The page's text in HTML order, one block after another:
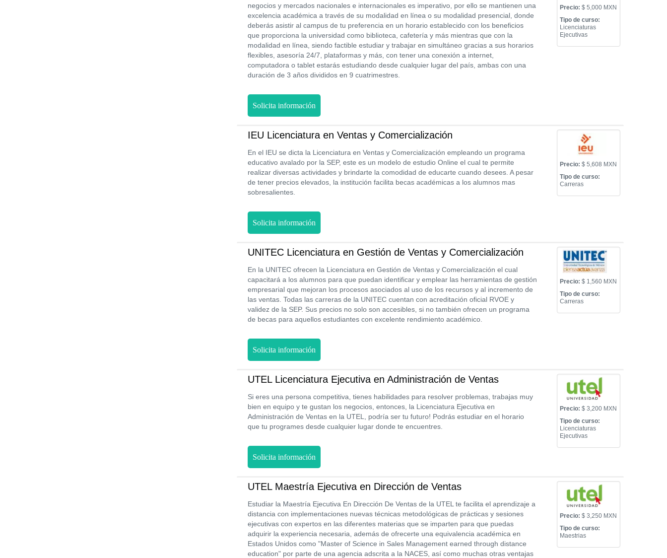
negocios y mercados nacionales e internacionales es imperativo, por ello se mantienen una
excelencia académica a través de su modalidad en línea o su modalidad presencial, donde
deberás asistir al campus de tu preferencia en un horario establecido con los beneficios
que proporciona la universidad como biblioteca, cafetería y más mientras que con la
modalidad en línea, siendo factible estudiar y trabajar en simultáneo gracias a sus horarios
flexibles, asesoría 24/7, plataformas y más, con tener una conexión a internet,
computadora o tablet estarás estudiando desde cualquier lugar del país, ambas con una
duración de 3 años divididos en 9 cuatrimestres.
Precio: $ 5,000 MXN
Tipo de curso:
Licenciaturas
Ejecutivas
Solicita información
IEU Licenciatura en Ventas y Comercialización
En el IEU se dicta la Licenciatura en Ventas y Comercialización empleando un programa
educativo avalado por la SEP, este es un modelo de estudio Online el cual te permite
realizar diversas actividades y brindarte la comodidad de educarte cuando desees. A pesar
de tener precios elevados, la institución facilita becas académicas a los alumnos mas
sobresalientes.
Precio: $ 5,608 MXN
Tipo de curso:
Carreras
Solicita información
UNITEC Licenciatura en Gestión de Ventas y Comercialización
En la UNITEC ofrecen la Licenciatura en Gestión de Ventas y Comercialización el cual
capacitará a los alumnos para que puedan identificar y emplear las herramientas de gestión
empresarial que mejoran los procesos asociados al uso de los recursos y al incremento de
las ventas. Todas las carreras de la UNITEC cuentan con acreditación oficial RVOE y
validez de la SEP. Sus precios no solo son accesibles, si no también ofrecen un programa
de becas para aquellos estudiantes con excelente rendimiento académico.
Precio: $ 1,560 MXN
Tipo de curso:
Carreras
Solicita información
UTEL Licenciatura Ejecutiva en Administración de Ventas
Si eres una persona competitiva, tienes habilidades para resolver problemas, trabajas muy
bien en equipo y te gustan los negocios, entonces, la Licenciatura Ejecutiva en
Administración de Ventas en la UTEL, podría ser tu futuro! Podrás estudiar en el horario
que tu programes desde cualquier lugar donde te encuentres.
Precio: $ 3,200 MXN
Tipo de curso:
Licenciaturas
Ejecutivas
Solicita información
UTEL Maestría Ejecutiva en Dirección de Ventas
Estudiar la Maestría Ejecutiva En Dirección De Ventas de la UTEL te facilita el aprendizaje a
distancia con implementaciones nuevas técnicas metodológicas de prácticas y sesiones
ejecutivas con expertos en las diferentes materias que se imparten para que puedas
adquirir la experiencia necesaria, además de ofrecerte una equivalencia académica en
Estados Unidos como "Master of Science in Sales Management earned through distance
education" por parte de una agencia adscrita a la NACES, así como muchas otras ventajas
Precio: $ 3,250 MXN
Tipo de curso:
Maestrias